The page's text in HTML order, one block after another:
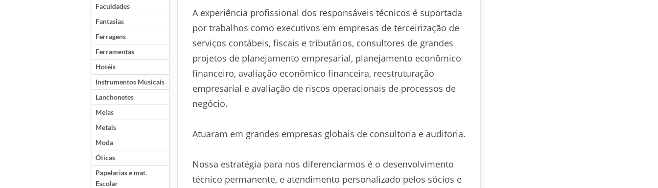
Faculdades
Fantasias
Ferragens
Ferramentas
Hotéis
Instrumentos Musicais
Lanchonetes
Meias
Metais
Moda
Óticas
Papelarias e mat.
Escolar
A experiência profissional dos responsáveis técnicos é suportada
por trabalhos como executivos em empresas de terceirização de
serviços contábeis, fiscais e tributários, consultores de grandes
projetos de planejamento empresarial, planejamento econômico
financeiro, avaliação econômico financeira, reestruturação
empresarial e avaliação de riscos operacionais de processos de
negócio.
Atuaram em grandes empresas globais de consultoria e auditoria.
Nossa estratégia para nos diferenciarmos é o desenvolvimento
técnico permanente, e atendimento personalizado pelos sócios e